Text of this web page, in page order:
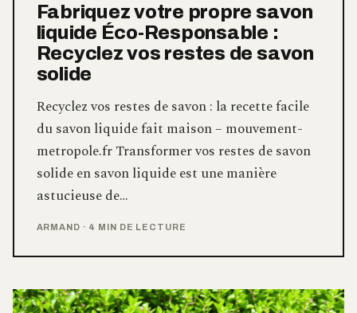
Fabriquez votre propre savon
liquide Éco-Responsable :
Recyclez vos restes de savon
solide
Recyclez vos restes de savon : la recette facile
du savon liquide fait maison – mouvement-
metropole.fr Transformer vos restes de savon
solide en savon liquide est une manière
astucieuse de…
ARMAND · 4 MIN DE LECTURE